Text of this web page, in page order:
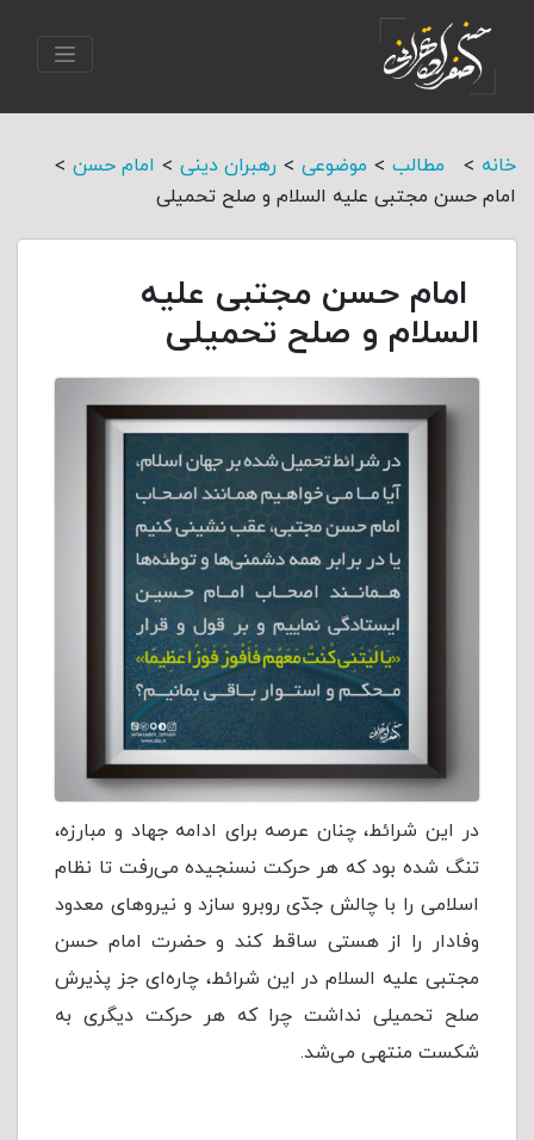
خانه > مطالب > موضوعی > رهبران دینی > امام حسن >
امام حسن مجتبی علیه السلام و صلح تحمیلی
امام حسن مجتبی علیه
السلام و صلح تحمیلی
در این شرائط، چنان عرصه برای ادامه جهاد و مبارزه،
تنگ شده بود که هر حرکت نسنجیده می‌رفت تا نظام
اسلامی را با چالش جدّی روبرو سازد و نیروهای معدود
وفادار را از هستی ساقط کند و حضرت امام حسن
مجتبی علیه السلام در این شرائط، چاره‌ای جز پذیرش
صلح تحمیلی نداشت چرا که هر حرکت دیگری به
شکست منتهی می‌شد.